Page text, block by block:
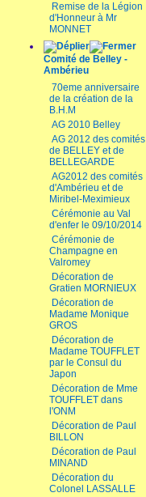
Remise de la Légion
d'Honneur à Mr
MONNET
Comité de Belley -
Ambérieu
70eme anniversaire
de la création de la
B.H.M
AG 2010 Belley
AG 2012 des comités
de BELLEY et de
BELLEGARDE
AG2012 des comités
d'Ambérieu et de
Miribel-Meximieux
Cérémonie au Val
d'enfer le 09/10/2014
Cérémonie de
Champagne en
Valromey
Décoration de
Gratien MORNIEUX
Décoration de
Madame Monique
GROS
Décoration de
Madame TOUFFLET
par le Consul du
Japon
Décoration de Mme
TOUFFLET dans
l'ONM
Décoration de Paul
BILLON
Décoration de Paul
MINAND
Décoration du
Colonel LASSALLE